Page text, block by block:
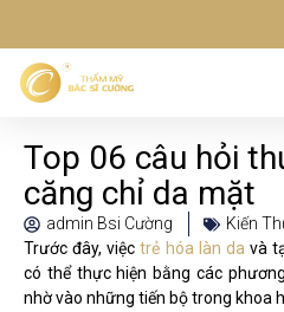
Top 06 câu hỏi
căng chỉ da mặt
admin Bsi Cường Kiến
Trước đây, việctrẻ hóa làn da và
có thể thực hiện bằng các
nhờ vào những tiến bộ trong khoa